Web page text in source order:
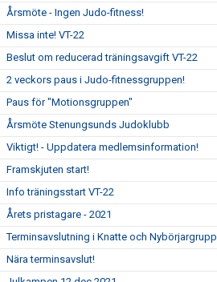
Årsmöte - Ingen Judo-fitness!
Missa inte! VT-22
Beslut om reducerad träningsavgift VT-22
2 veckors paus i Judo-fitnessgruppen!
Paus för "Motionsgruppen"
Årsmöte Stenungsunds Judoklubb
Viktigt! - Uppdatera medlemsinformation!
Framskjuten start!
Info träningsstart VT-22
Årets pristagare - 2021
Terminsavslutning i Knatte och Nybörjargrupp
Nära terminsavslut!